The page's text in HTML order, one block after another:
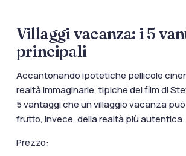
Villaggi vacanza: i 5
principali
Accantonando ipotetiche pellicole
realtà immaginarie, tipiche dei film di
5 vantaggi che un villaggio vacanza
frutto, invece, della realtà più autentica.
Prezzo: